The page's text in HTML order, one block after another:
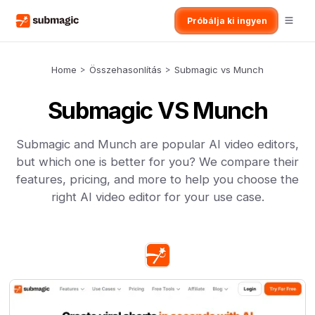
Próbálja ki ingyen
Home > Összehasonlítás > Submagic vs Munch
Submagic VS Munch
Submagic and Munch are popular AI video editors,
but which one is better for you? We compare their
features, pricing, and more to help you choose the
right AI video editor for your use case.